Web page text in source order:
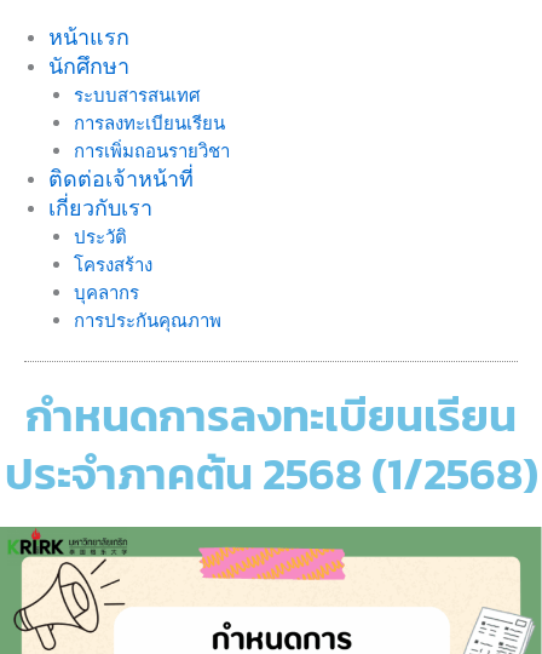
หน้าแรก
นักศึกษา
ระบบสารสนเทศ
การลงทะเบียนเรียน
การเพิ่มถอนรายวิชา
ติดต่อเจ้าหน้าที่
เกี่ยวกับเรา
ประวัติ
โครงสร้าง
บุคลากร
การประกันคุณภาพ
กำหนดการลงทะเบียนเรียน
ประจำภาคต้น 2568 (1/2568)